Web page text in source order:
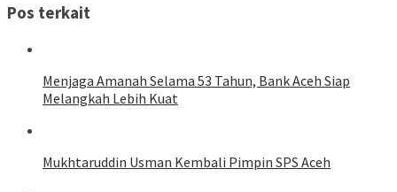
Pos terkait
Menjaga Amanah Selama 53 Tahun, Bank Aceh Siap
Melangkah Lebih Kuat
Mukhtaruddin Usman Kembali Pimpin SPS Aceh